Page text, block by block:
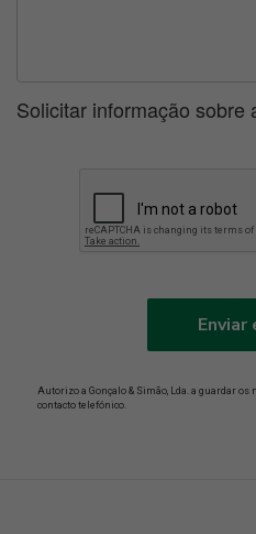
Solicitar informação sobre
Enviar
Autorizo a Gonçalo & Simão, Lda. a guardar
contacto telefónico.